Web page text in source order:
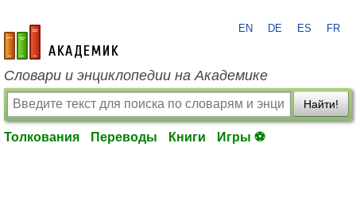
academic.ru
EN DE ES FR
Словари и энциклопедии на Академике
Найти!
Толкования Переводы Книги Игры ⚽